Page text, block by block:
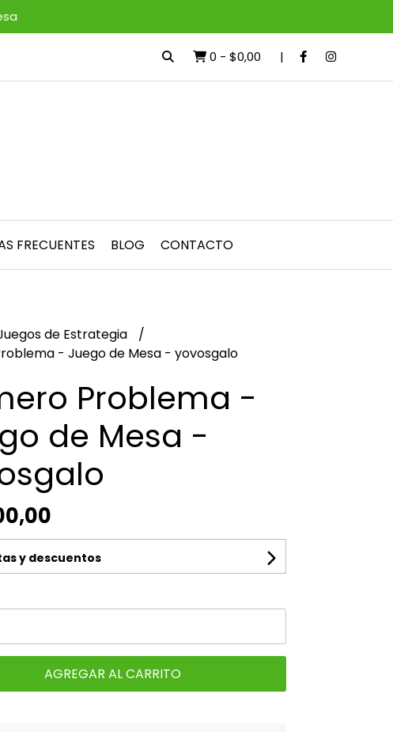
0 - $0,00
FRECUENTES BLOG CONTACTO
de Estrategia
- Juego de Mesa - yovosgalo
Problema -
de Mesa -
y descuentos
AGREGAR AL CARRITO